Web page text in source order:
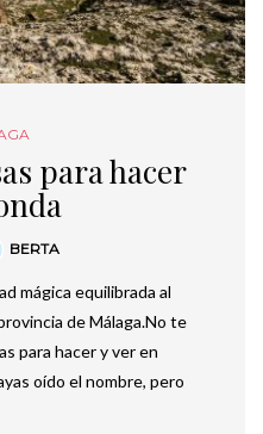
para hacer
BERTA
mágica equilibrada al
de Málaga.No te
para hacer y ver en
oído el nombre, pero